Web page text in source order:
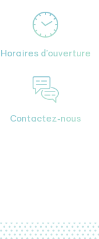
Horaires d'ouverture
Contactez-nous